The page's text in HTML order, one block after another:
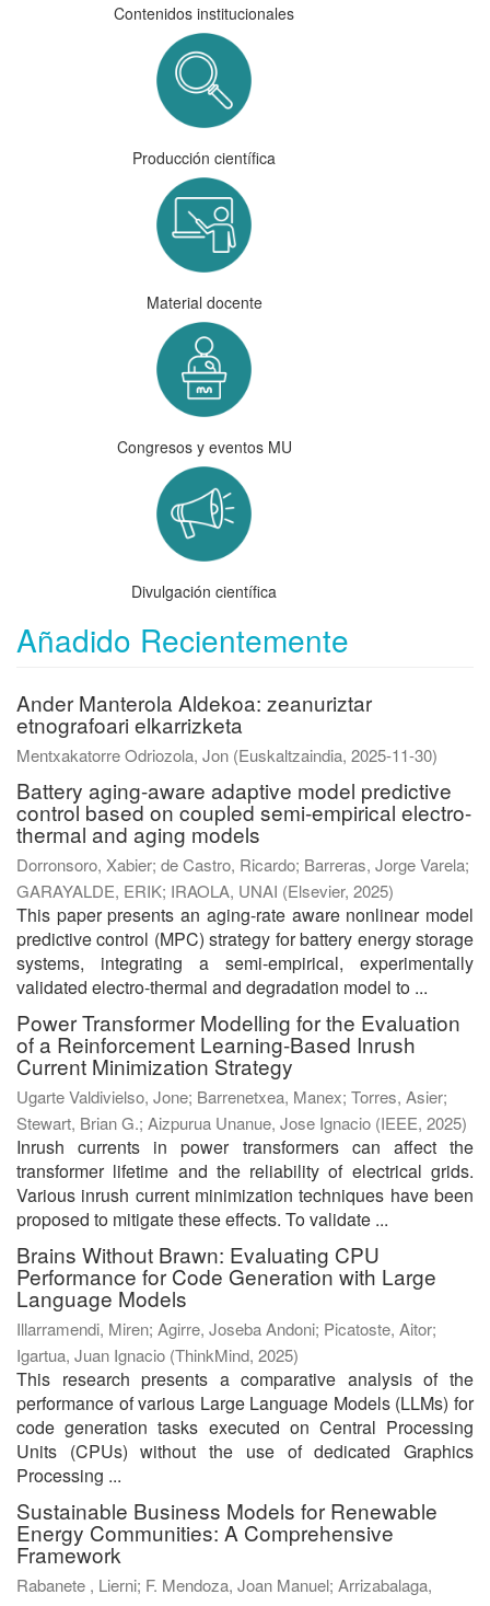
Contenidos institucionales
Producción científica
Material docente
Congresos y eventos MU
Divulgación científica
Añadido Recientemente
Ander Manterola Aldekoa: zeanuriztar
etnografoari elkarrizketa
Mentxakatorre Odriozola, Jon (Euskaltzaindia, 2025-11-30)
Battery aging-aware adaptive model predictive
control based on coupled semi-empirical electro-
thermal and aging models
Dorronsoro, Xabier; de Castro, Ricardo; Barreras, Jorge Varela;
GARAYALDE, ERIK; IRAOLA, UNAI (Elsevier, 2025)
This paper presents an aging-rate aware nonlinear model
predictive control (MPC) strategy for battery energy storage
systems, integrating a semi-empirical, experimentally
validated electro-thermal and degradation model to ...
Power Transformer Modelling for the Evaluation
of a Reinforcement Learning-Based Inrush
Current Minimization Strategy
Ugarte Valdivielso, Jone; Barrenetxea, Manex; Torres, Asier;
Stewart, Brian G.; Aizpurua Unanue, Jose Ignacio (IEEE, 2025)
Inrush currents in power transformers can affect the
transformer lifetime and the reliability of electrical grids.
Various inrush current minimization techniques have been
proposed to mitigate these effects. To validate ...
Brains Without Brawn: Evaluating CPU
Performance for Code Generation with Large
Language Models
Illarramendi, Miren; Agirre, Joseba Andoni; Picatoste, Aitor;
Igartua, Juan Ignacio (ThinkMind, 2025)
This research presents a comparative analysis of the
performance of various Large Language Models (LLMs) for
code generation tasks executed on Central Processing
Units (CPUs) without the use of dedicated Graphics
Processing ...
Sustainable Business Models for Renewable
Energy Communities: A Comprehensive
Framework
Rabanete , Lierni; F. Mendoza, Joan Manuel; Arrizabalaga,